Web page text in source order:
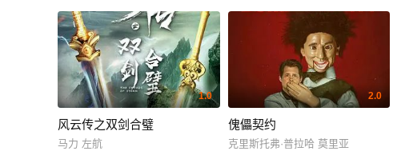
1.0
风云传之双剑合璧
马力 左航
2.0
傀儡契约
克里斯托弗·普拉哈 莫里亚